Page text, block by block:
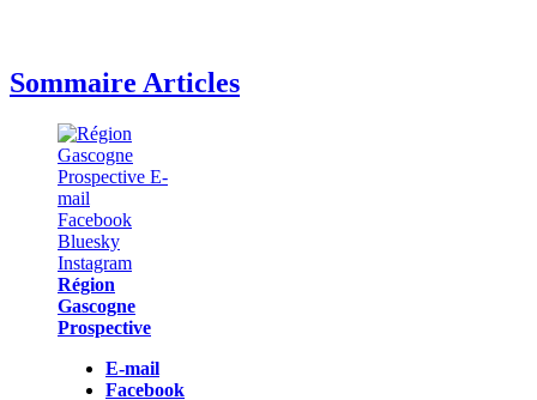
Sommaire Articles
Région
Gascogne
Prospective
E-mail
Facebook